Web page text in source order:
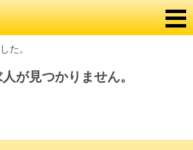
た。
が見つかりません。